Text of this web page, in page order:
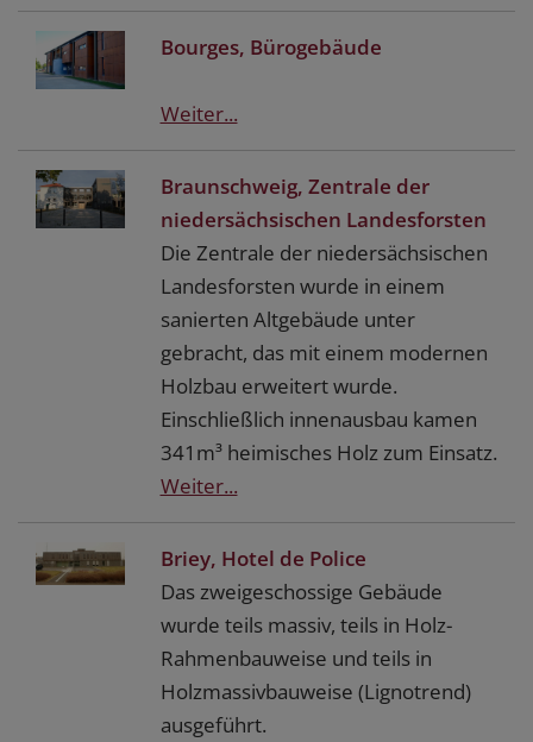
Bourges, Bürogebäude
Weiter...
Braunschweig, Zentrale der
niedersächsischen Landesforsten
Die Zentrale der niedersächsischen
Landesforsten wurde in einem
sanierten Altgebäude unter
gebracht, das mit einem modernen
Holzbau erweitert wurde.
Einschließlich innenausbau kamen
341m³ heimisches Holz zum Einsatz.
Weiter...
Briey, Hotel de Police
Das zweigeschossige Gebäude
wurde teils massiv, teils in Holz-
Rahmenbauweise und teils in
Holzmassivbauweise (Lignotrend)
ausgeführt.